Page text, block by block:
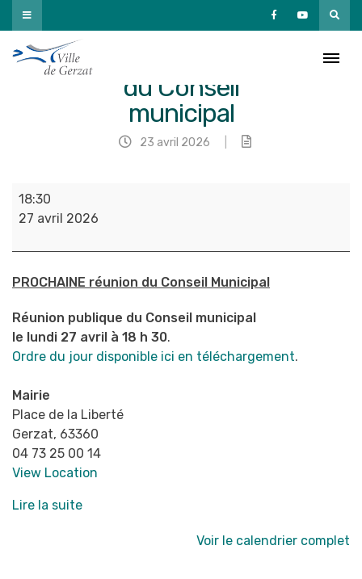
Passer
au
contenu
Réunion publique
du Conseil
municipal
23 avril 2026
Réunion
publique
Conseil
18:30
27 avril 2026
PROCHAINE réunion du Conseil Municipal
Réunion publique du Conseil municipal
le lundi 27 avril à 18 h 30.
Ordre du jour disponible ici en téléchargement.
Mairie
Place de la Liberté
Gerzat, 63360
04 73 25 00 14
View Location
Lire la suite
Voir le calendrier complet